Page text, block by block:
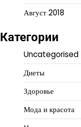
Август 2018
Категории
Uncategorised
Диеты
Здоровье
Мода и красота